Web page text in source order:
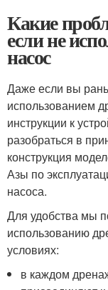
Какие
если не
насос
Даже если вы
использованием
инструкции к
разобраться в
конструкция
Азы по
насоса.
Для удобства мы
использованию
условиях:
в каждом